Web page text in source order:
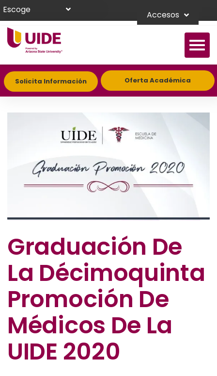
Escoge Accesos
Solicita Información Oferta Académica
Graduación De
La Décimoquinta
Promoción De
Médicos De La
UIDE 2020